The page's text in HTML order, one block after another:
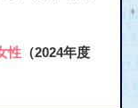
性（2024年度